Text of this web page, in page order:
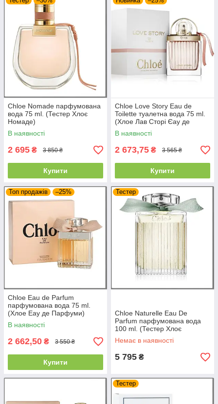
Chloe Nomade парфумована
вода 75 ml. (Тестер Хлоє
Номаде)
В наявності
2 695 ₴ 3 850 ₴
Купити
Chloe Love Story Eau de
Toilette туалетна вода 75 ml.
(Хлое Лав Сторі Єау де
Туалет)
В наявності
2 673,75 ₴ 3 565 ₴
Купити
Топ продажів –25%
Chloe Eau de Parfum
парфумована вода 75 ml.
(Хлое Еау де Парфуми)
В наявності
2 662,50 ₴ 3 550 ₴
Купити
Тестер
Chloe Naturelle Eau De
Parfum парфумована вода
100 ml. (Тестер Хлоє
Натурель Еу де Парфуми)
Немає в наявності
5 795 ₴
Тестер